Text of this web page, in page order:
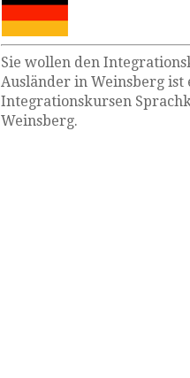
Sie wollen den
Ausländer in Weinsberg
Integrationskursen
Weinsberg.